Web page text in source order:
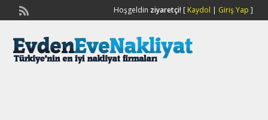
Hoşgeldin ziyaretçi![ Kaydol | Giriş Yap ]